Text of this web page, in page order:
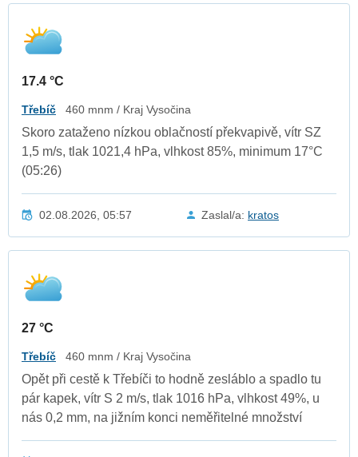
17.4 °C
Třebíč 460 mnm / Kraj Vysočina
Skoro zataženo nízkou oblačností překvapivě, vítr SZ
1,5 m/s, tlak 1021,4 hPa, vlhkost 85%, minimum 17°C
(05:26)
02.08.2026, 05:57 Zaslal/a: kratos
27 °C
Třebíč 460 mnm / Kraj Vysočina
Opět při cestě k Třebíči to hodně zesláblo a spadlo tu
pár kapek, vítr S 2 m/s, tlak 1016 hPa, vlhkost 49%, u
nás 0,2 mm, na jižním konci neměřitelné množství